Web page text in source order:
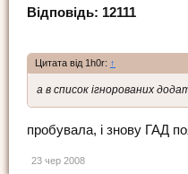
Відповідь: 12111
Цитата від 1h0r: ↑
а в список ігнорованих
пробувала, і знову ГАД
23 чер 2008